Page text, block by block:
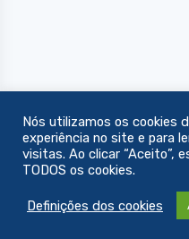
Nós utilizamos os cookies
experiência no site e para
visitas. Ao clicar “Aceito”,
TODOS os cookies.
Definições dos cookies